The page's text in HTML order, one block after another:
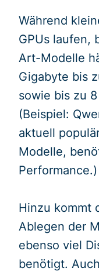
Während
GPUs laufen,
Art-Modelle
Gigabyte bis
sowie bis zu
(Beispiel:
aktuell
Modelle,
Performance.)
Hinzu kommt
Ablegen der
ebenso viel
benötigt.